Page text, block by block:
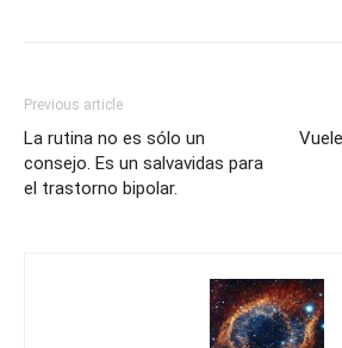
Previous article
La rutina no es sólo un
consejo. Es un salvavidas para
el trastorno bipolar.